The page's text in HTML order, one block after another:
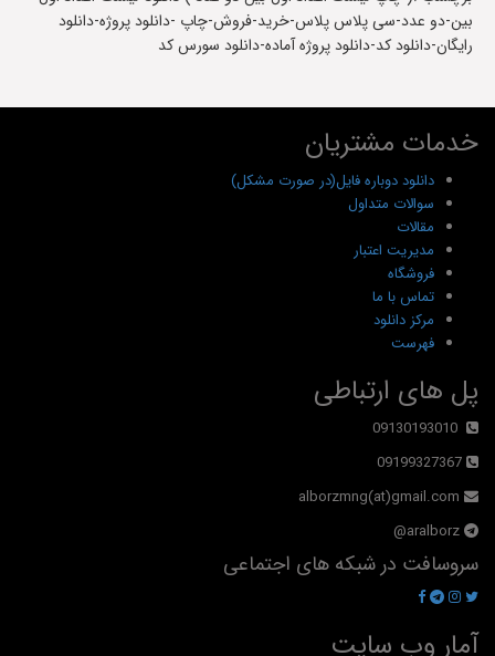
بین-دو عدد-سی پلاس پلاس-خرید-فروش-چاپ -دانلود پروژه-دانلود
رایگان-دانلود کد-دانلود پروژه آماده-دانلود سورس کد
خدمات مشتریان
دانلود دوباره فایل(در صورت مشکل)
سوالات متداول
مقالات
مدیریت اعتبار
فروشگاه
تماس با ما
مرکز دانلود
فهرست
پل های ارتباطی
09130193010
09199327367
alborzmng(at)gmail.com
aralborz@
سروسافت در شبکه های اجتماعی
آمار وب سایت